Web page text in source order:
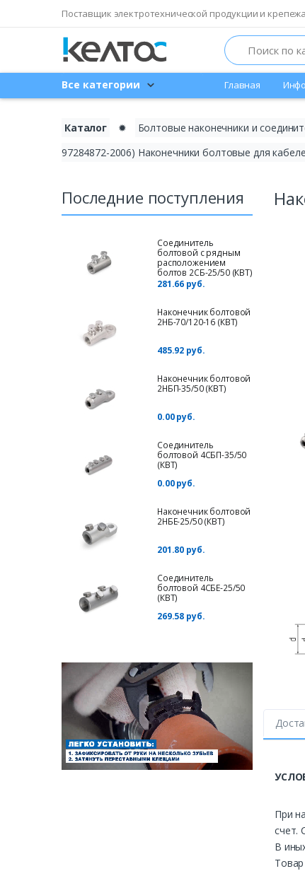
Поставщик электротехнической продукции и
Search
Все категории Главная
Каталог ✹ Болтовые наконечники и
97284872-2006) Наконечники болтовые для
Последние поступления
Соединитель
болтовой с рядным
расположением
болтов 2СБ-25/50 (КВТ)
281.66 руб.
Наконечник болтовой
2НБ-70/120-16 (КВТ)
485.92 руб.
Наконечник болтовой
2НБП-35/50 (КВТ)
0.00 руб.
Соединитель
болтовой 4СБП-35/50
(КВТ)
0.00 руб.
Наконечник болтовой
2НБЕ-25/50 (КВТ)
201.80 руб.
Соединитель
болтовой 4СБЕ-25/50
(КВТ)
269.58 руб.
При
счет.
В